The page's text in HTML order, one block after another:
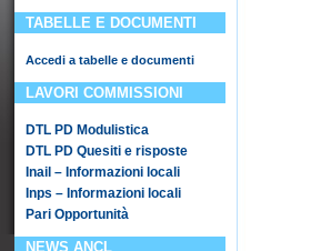
TABELLE E DOCUMENTI
Accedi a tabelle e documenti
LAVORI COMMISSIONI
DTL PD Modulistica
DTL PD Quesiti e risposte
Inail – Informazioni locali
Inps – Informazioni locali
Pari Opportunità
NEWS ANCL